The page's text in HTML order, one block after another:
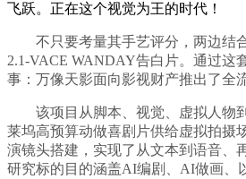
飞跃。正在这个视觉为王的时代！
不只要考量其手艺评分，两边结
2.1-VACE WANDAY告白片。通过这
事：万像天影面向影视财产推出了全
该项目从脚本、视觉、虚拟人物
莱坞高预算动做喜剧片供给虚拟拍摄
演镜头搭建，实现了从文本到语音、
研究标的目的涵盖AI编剧、AI做画、